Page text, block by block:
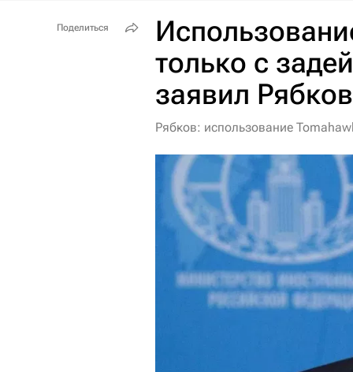
только с
заявил Рябков
Рябков: использование
Поделиться